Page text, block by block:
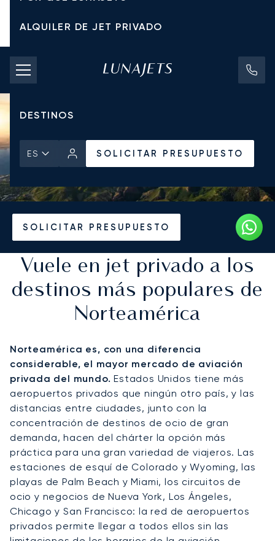
ALQUILER DE JET PRIVADO
TARIFAS DE CHÁRTER
JETS PRIVADOS
DESTINOS
ES SOLICITAR PRESUPUESTO
SOLICITAR PRESUPUESTO
Vuele en jet privado a los
destinos más populares de
Norteamérica
Norteamérica es, con una diferencia
considerable, el mayor mercado de aviación
privada del mundo. Estados Unidos tiene más
aeropuertos privados que ningún otro país, y las
distancias entre ciudades, junto con la
concentración de destinos de ocio de gran
demanda, hacen del chárter la opción más
práctica para una gran variedad de viajeros. Las
estaciones de esquí de Colorado y Wyoming, las
playas de Palm Beach y Miami, los circuitos de
ocio y negocios de Nueva York, Los Ángeles,
Chicago y San Francisco: la red de aeropuertos
privados permite llegar a todos ellos sin las